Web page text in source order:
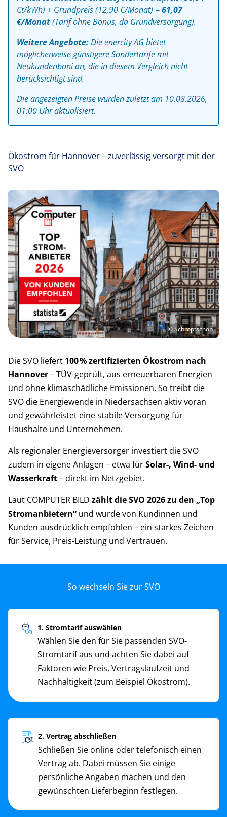
Ct/kWh) + Grundpreis (12,90 €/Monat) =61,07
€/Monat(Tarif ohne Bonus, da Grundversorgung).
Weitere Angebote:Die enercity AG bietet
möglicherweise günstigere Sondertarife mit
Neukundenboni an, die in diesem Vergleich nicht
berücksichtigt sind.
Die angezeigten Preise wurden zuletzt am 10.08.2026,
01:00 Uhr aktualisiert.
Ökostrom für Hannover – zuverlässig versorgt mit der
SVO
© Schroptschop
Die SVO liefert 100 % zertifizierten Ökostrom nach
Hannover– TÜV-geprüft, aus erneuerbaren Energien
und ohne klimaschädliche Emissionen. So treibt die
SVO die Energiewende in Niedersachsen aktiv voran
und gewährleistet eine stabile Versorgung für
Haushalte und Unternehmen.
Als regionaler Energieversorger investiert die SVO
zudem in eigene Anlagen – etwa fürSolar-, Wind- und
Wasserkraft– direkt im Netzgebiet.
Laut COMPUTER BILDzählt die SVO 2026 zu den „Top
Stromanbietern“ und wurde von Kundinnen und
Kunden ausdrücklich empfohlen – ein starkes Zeichen
für Service, Preis-Leistung und Vertrauen.
So wechseln Sie zur SVO
1. Stromtarif auswählen
Wählen Sie den für Sie passenden SVO-
Stromtarif aus und achten Sie dabei auf
Faktoren wie Preis, Vertragslaufzeit und
Nachhaltigkeit (zum Beispiel Ökostrom).
2. Vertrag abschließen
Schließen Sie online oder telefonisch einen
Vertrag ab. Dabei müssen Sie einige
persönliche Angaben machen und den
gewünschten Lieferbeginn festlegen.